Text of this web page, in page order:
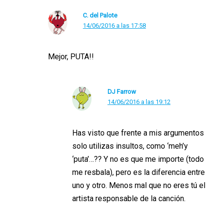
C. del Palote
14/06/2016 a las 17:58
Mejor, PUTA!!
DJ Farrow
14/06/2016 a las 19:12
Has visto que frente a mis argumentos
solo utilizas insultos, como ‘meh’y
‘puta’…?? Y no es que me importe (todo
me resbala), pero es la diferencia entre
uno y otro. Menos mal que no eres tú el
artista responsable de la canción.